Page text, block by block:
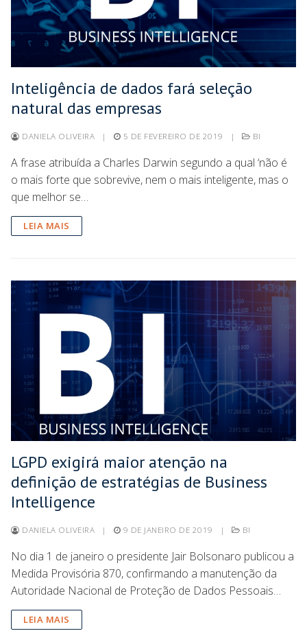
Inteligência de dados fará seleção
natural das empresas
DANIELA OLIVEIRA | 5 DE FEVEREIRO DE 2019 | BI
A frase atribuída a Charles Darwin segundo a qual ‘não é
o mais forte que sobrevive, nem o mais inteligente, mas o
que melhor se…
LEIA MAIS
LGPD exigirá maior atenção na
definição de estratégias de Business
Intelligence
DANIELA OLIVEIRA | 9 DE JANEIRO DE 2019 | BI
No dia 1 de janeiro o presidente Jair Bolsonaro publicou a
Medida Provisória 870, confirmando a manutenção da
Autoridade Nacional de Proteção de Dados Pessoais…
LEIA MAIS